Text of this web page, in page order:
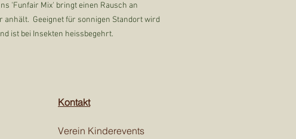
'Funfair Mix' bringt einen Rausch an
anhält. Geeignet für sonnigen Standort wird
ist bei Insekten heissbegehrt.
Kontakt
Verein Kinderevents